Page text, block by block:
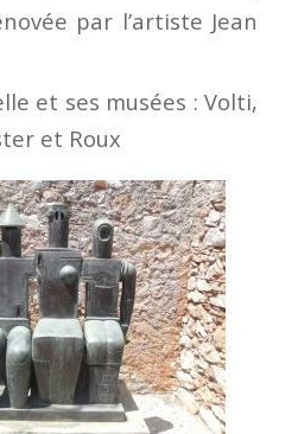
par l’artiste Jean
et ses musées : Volti,
et Roux